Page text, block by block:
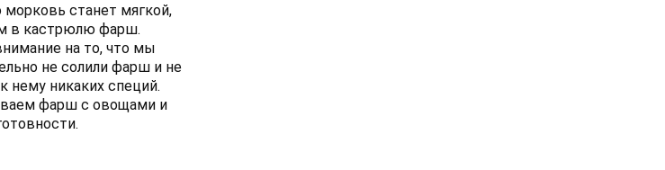
морковь станет мягкой,
в кастрюлю фарш.
на то, что мы
не солили фарш и не
нему никаких специй.
фарш с овощами и